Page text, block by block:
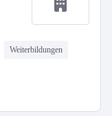
Weiterbildungen